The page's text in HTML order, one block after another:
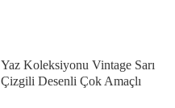
Yaz Koleksiyonu Vintage Sarı
Çizgili Desenli Çok Amaçlı